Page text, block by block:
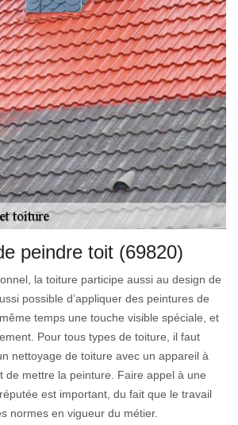
peindre toit (69820)
la toiture participe aussi au design de
possible d’appliquer des peintures de
temps une touche visible spéciale, et
Pour tous types de toiture, il faut
nettoyage de toiture avec un appareil à
de mettre la peinture. Faire appel à une
est important, du fait que le travail
normes en vigueur du métier.